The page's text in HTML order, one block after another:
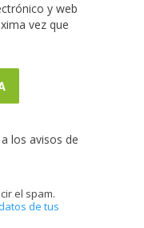
y web
vez que
los avisos de
el spam.
de tus